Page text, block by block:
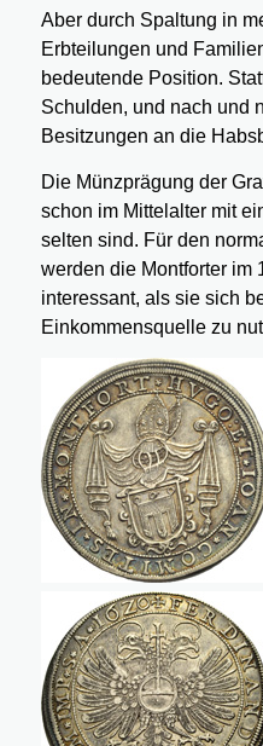
Aber durch Spaltung in
Erbteilungen und
bedeutende Position.
Schulden, und nach und
Besitzungen an die
Die Münzprägung der
schon im Mittelalter mit
selten sind. Für den
werden die Montforter im
interessant, als sie sich
Einkommensquelle zu